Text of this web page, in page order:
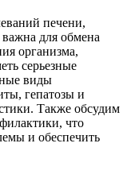
печени,
для обмена
организма,
серьезные
виды
гепатозы и
Также обсудим
что
и обеспечить